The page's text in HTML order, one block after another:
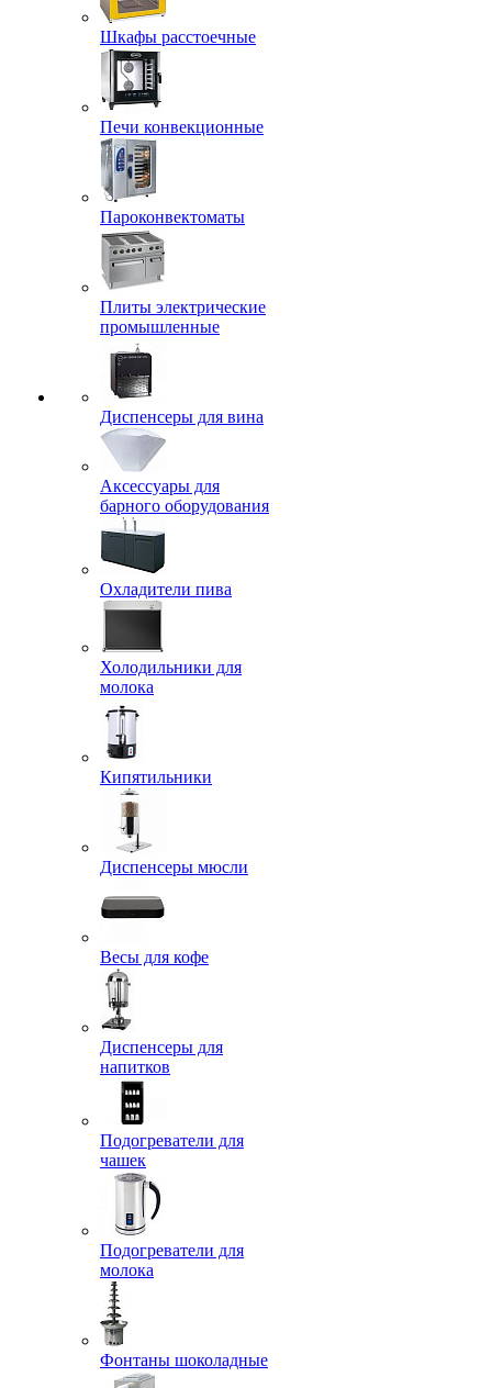
Шкафы расстоечные
Печи конвекционные
Пароконвектоматы
Плиты электрические
промышленные
Диспенсеры для вина
Аксессуары для
барного оборудования
Охладители пива
Холодильники для
молока
Кипятильники
Диспенсеры мюсли
Весы для кофе
Диспенсеры для
напитков
Подогреватели для
чашек
Подогреватели для
молока
Фонтаны шоколадные